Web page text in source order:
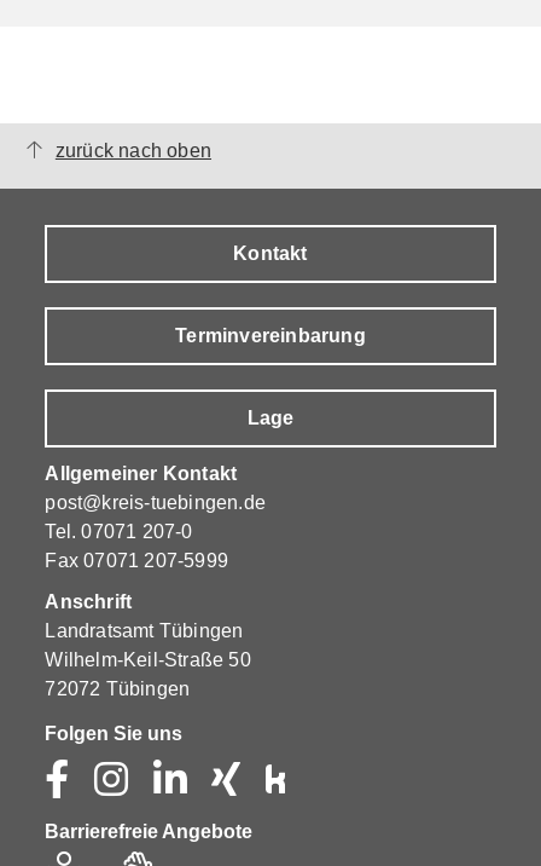
zurück nach oben
Kontakt
Terminvereinbarung
Lage
Allgemeiner Kontakt
post@kreis-tuebingen.de
Tel.07071 207-0
Fax 07071 207-5999
Anschrift
Landratsamt Tübingen
Wilhelm-Keil-Straße 50
72072 Tübingen
Folgen Sie uns
Barrierefreie Angebote